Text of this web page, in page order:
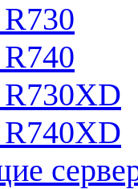
R730XD
R740XD